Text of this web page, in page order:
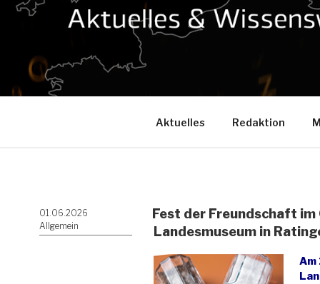
Aktuelles Redaktion
Veröffentlicht
am
01.06.2026
Allgemein
Fest der Freundschaft im
Landesmuseum in
Am